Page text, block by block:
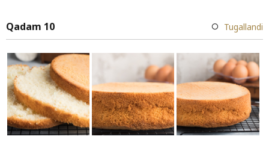
Qadam 10 Tugallandi